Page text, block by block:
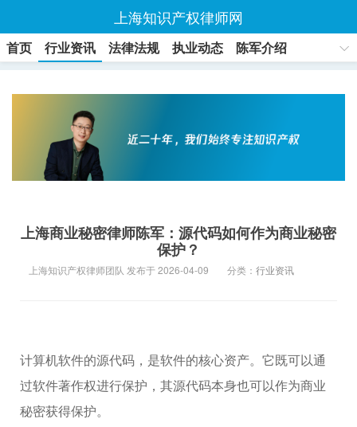
上海知识产权律师网
首页 行业资讯 法律法规 执业动态
陈军介绍
上海商业秘密律师陈军：源代码如何作为商业秘密
保护？
上海知识产权律师团队 发布于 2026-04-09 分类： 行业资讯
计算机软件的源代码，是软件的核心资产。它既可以通
过软件著作权进行保护，其源代码本身也可以作为商业
秘密获得保护。